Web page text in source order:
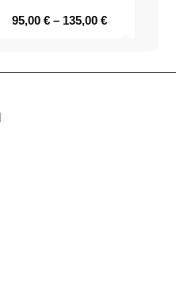
95,00 € – 135,00 €